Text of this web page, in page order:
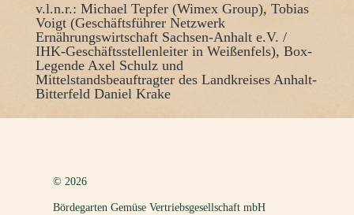
v.l.n.r.: Michael Tepfer (Wimex Group), Tobias
Voigt (Geschäftsführer Netzwerk
Ernährungswirtschaft Sachsen-Anhalt e.V. /
IHK-Geschäftsstellenleiter in Weißenfels), Box-
Legende Axel Schulz und
Mittelstandsbeauftragter des Landkreises Anhalt-
Bitterfeld Daniel Krake
© 2026
Bördegarten Gemüse Vertriebsgesellschaft mbH